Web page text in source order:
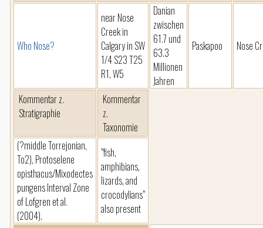
Who Nose?
near Nose
Creek in
Calgary in SW
1/4 S23 T25
R1, W5
Danian
zwischen
61.7 und
63.3
Millionen
Jahren
Paskapoo Nose
Kommentar z.
Stratigraphie
Kommentar
z.
Taxonomie
(?middle Torrejonian,
To2), Protoselene
opisthacus/Mixodectes
pungens Interval Zone
of Lofgren et al.
(2004).
"fish,
amphibians,
lizards, and
crocodylians"
also present